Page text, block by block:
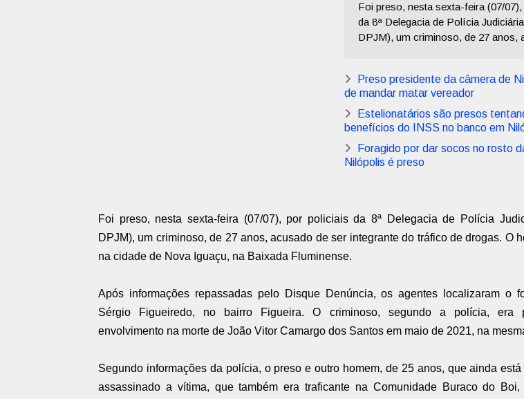
Foi preso, nesta sexta-feira (07/
da 8ª Delegacia de Polícia
DPJM), um criminoso, de 27 anos,
Preso presidente da câmera de
de mandar matar vereador
Estelionatários são presos
benefícios do INSS no banco em
Foragido por dar socos no rosto
Nilópolis é preso
Foi preso, nesta sexta-feira (07/07), por policiais da 8ª Delegacia de Polícia
DPJM), um criminoso, de 27 anos, acusado de ser integrante do tráfico de drogas. O
na cidade de Nova Iguaçu, na Baixada Fluminense.
Após informações repassadas pelo Disque Denúncia, os agentes localizaram o
Sérgio Figueiredo, no bairro Figueira. O criminoso, segundo a polícia, era
envolvimento na morte de João Vitor Camargo dos Santos em maio de 2021, na
Segundo informações da polícia, o preso e outro homem, de 25 anos, que ainda
assassinado a vítima, que também era traficante na Comunidade Buraco do Boi,